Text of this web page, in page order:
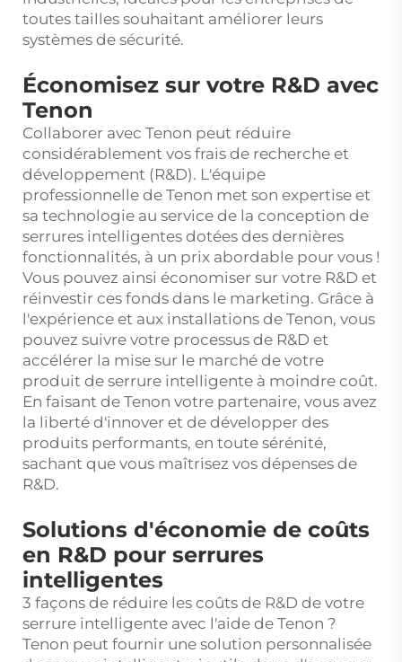
toutes tailles souhaitant améliorer leurs
systèmes de sécurité.
Économisez sur votre R&D avec
Tenon
Collaborer avec Tenon peut réduire
considérablement vos frais de recherche et
développement (R&D). L'équipe
professionnelle de Tenon met son expertise et
sa technologie au service de la conception de
serrures intelligentes dotées des dernières
fonctionnalités, à un prix abordable pour vous !
Vous pouvez ainsi économiser sur votre R&D et
réinvestir ces fonds dans le marketing. Grâce à
l'expérience et aux installations de Tenon, vous
pouvez suivre votre processus de R&D et
accélérer la mise sur le marché de votre
produit de serrure intelligente à moindre coût.
En faisant de Tenon votre partenaire, vous avez
la liberté d'innover et de développer des
produits performants, en toute sérénité,
sachant que vous maîtrisez vos dépenses de
R&D.
Solutions d'économie de coûts
en R&D pour serrures
intelligentes
3 façons de réduire les coûts de R&D de votre
serrure intelligente avec l'aide de Tenon ?
Tenon peut fournir une solution personnalisée